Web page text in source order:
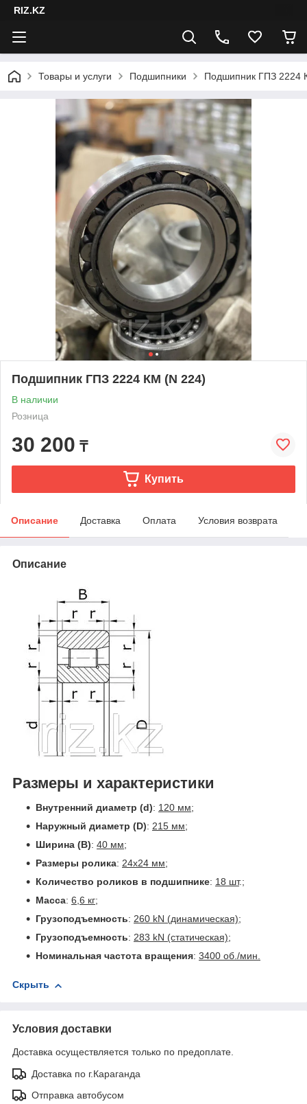
RIZ.KZ
Товары и услуги Подшипники Подшипник ГПЗ 2224
Подшипник ГПЗ 2224 КМ (N 224)
В наличии
Розница
30 200 ₸
Купить
Описание Доставка Оплата Условия возврата
Описание
Размеры и характеристики
Внутренний диаметр (d): 120 мм;
Наружный диаметр (D): 215 мм;
Ширина (B): 40 мм;
Размеры ролика: 24х24 мм;
Количество роликов в подшипнике: 18 шт.;
Масса: 6,6 кг;
Грузоподъемность: 260 kN (динамическая);
Грузоподъемность: 283 kN (статическая);
Номинальная частота вращения: 3400 об./мин.
Скрыть
Условия доставки
Доставка осуществляется только по предоплате.
Доставка по г.Караганда
Отправка автобусом